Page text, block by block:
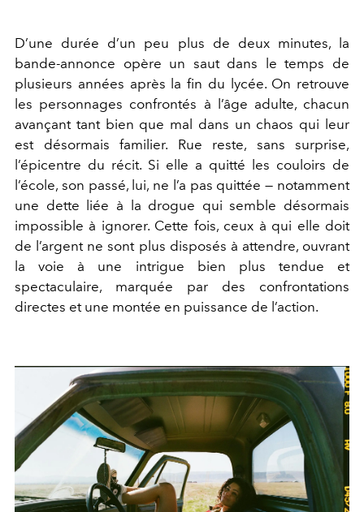
D’une durée d’un peu plus de deux minutes, la
bande-annonce opère un saut dans le temps de
plusieurs années après la fin du lycée. On retrouve
les personnages confrontés à l’âge adulte, chacun
avançant tant bien que mal dans un chaos qui leur
est désormais familier. Rue reste, sans surprise,
l’épicentre du récit. Si elle a quitté les couloirs de
l’école, son passé, lui, ne l’a pas quittée — notamment
une dette liée à la drogue qui semble désormais
impossible à ignorer. Cette fois, ceux à qui elle doit
de l’argent ne sont plus disposés à attendre, ouvrant
la voie à une intrigue bien plus tendue et
spectaculaire, marquée par des confrontations
directes et une montée en puissance de l’action.